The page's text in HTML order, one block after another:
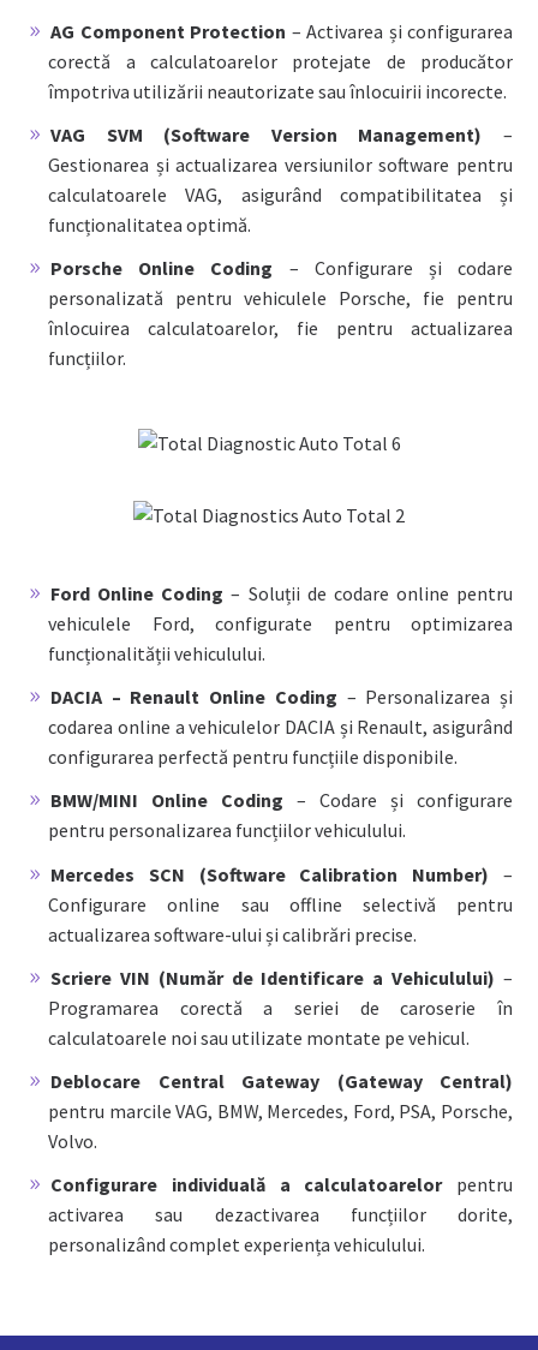
AG Component Protection – Activarea și configurarea
corectă a calculatoarelor protejate de producător
împotriva utilizării neautorizate sau înlocuirii incorecte.
VAG SVM (Software Version Management) –
Gestionarea și actualizarea versiunilor software pentru
calculatoarele VAG, asigurând compatibilitatea și
funcționalitatea optimă.
Porsche Online Coding – Configurare și codare
personalizată pentru vehiculele Porsche, fie pentru
înlocuirea calculatoarelor, fie pentru actualizarea
funcțiilor.
Ford Online Coding – Soluții de codare online pentru
vehiculele Ford, configurate pentru optimizarea
funcționalității vehiculului.
DACIA – Renault Online Coding – Personalizarea și
codarea online a vehiculelor DACIA și Renault, asigurând
configurarea perfectă pentru funcțiile disponibile.
BMW/MINI Online Coding – Codare și configurare
pentru personalizarea funcțiilor vehiculului.
Mercedes SCN (Software Calibration Number) –
Configurare online sau offline selectivă pentru
actualizarea software-ului și calibrări precise.
Scriere VIN (Număr de Identificare a Vehiculului) –
Programarea corectă a seriei de caroserie în
calculatoarele noi sau utilizate montate pe vehicul.
Deblocare Central Gateway (Gateway Central)
pentru marcile VAG, BMW, Mercedes, Ford, PSA, Porsche,
Volvo.
Configurare individuală a calculatoarelorpentru
activarea sau dezactivarea funcțiilor dorite,
personalizând complet experiența vehiculului.